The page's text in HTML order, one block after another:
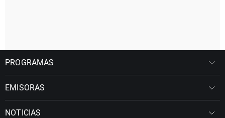
PROGRAMAS
EMISORAS
NOTICIAS